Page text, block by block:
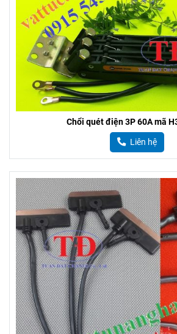
Chổi quét điện 3P 60A mã
Liên hệ